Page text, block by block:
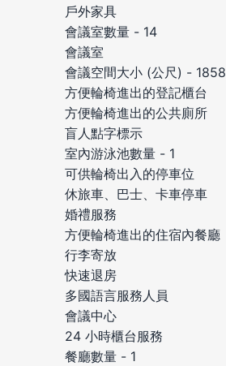
戶外家具
會議室數量 - 14
會議室
會議空間大小 (公尺) - 1858
方便輪椅進出的登記櫃台
方便輪椅進出的公共廁所
盲人點字標示
室內游泳池數量 - 1
可供輪椅出入的停車位
休旅車、巴士、卡車停車
婚禮服務
方便輪椅進出的住宿內餐廳
行李寄放
快速退房
多國語言服務人員
會議中心
24 小時櫃台服務
餐廳數量 - 1